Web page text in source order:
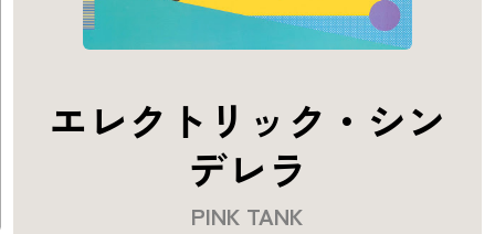
エレクトリック・シン
デレラ
PINK TANK